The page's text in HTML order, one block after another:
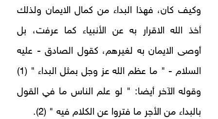
وكيف كان، فهذا البداء من كمال الايمان ولذلك
أخذ الله الاقرار به عن الأنبياء كما عرفت، بل
أوصى الايمان به لغيرهم، كقول الصادق - عليه
السلام - " ما عظم الله عز وجل بمثل البداء " (1)
وقوله الآخر أيضا: " لو علم الناس ما في القول
بالبداء من الأجر ما فتروا عن الكلام فيه " (2).